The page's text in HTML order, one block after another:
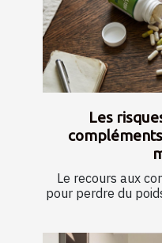
Les
Le recours aux
pour perdre du